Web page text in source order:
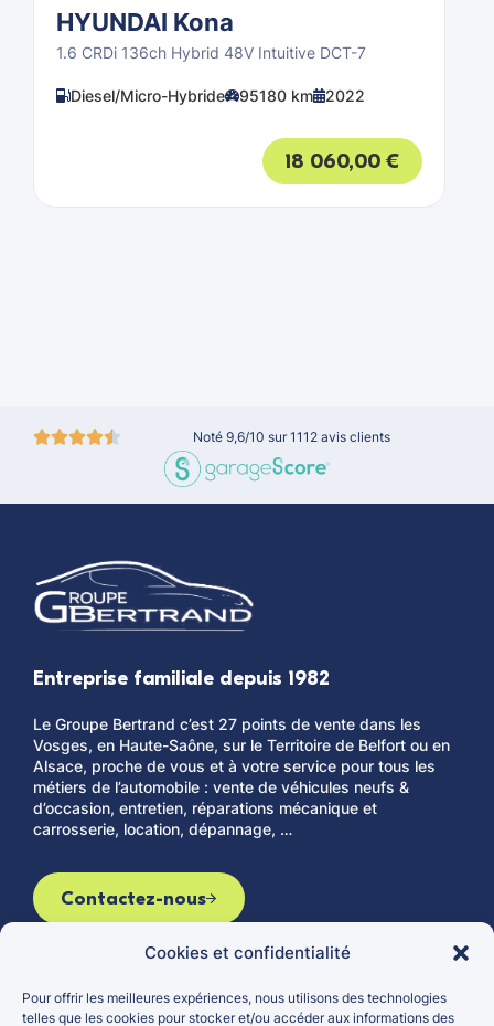
Cookies et confidentialité
Pour offrir les meilleures expériences, nous utilisons des technologies
telles que les cookies pour stocker et/ou accéder aux informations des
HYUNDAI Kona
1.6 CRDi 136ch Hybrid 48V Intuitive DCT-7
Diesel/Micro-Hybride 95180 km 2022
18 060,00€
Noté 9,6/10 sur 1112 avis clients
Entreprise familiale depuis 1982
Le Groupe Bertrand c’est 27 points de vente dans les
Vosges, en Haute-Saône, sur le Territoire de Belfort ou en
Alsace, proche de vous et à votre service pour tous les
métiers de l’automobile : vente de véhicules neufs &
d’occasion, entretien, réparations mécanique et
carrosserie, location, dépannage, …
Contactez-nous
Le groupe Véhicules d’occasion